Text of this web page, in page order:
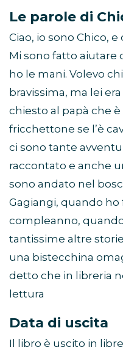
Le parole di
Ciao, io sono Chico,
Mi sono fatto aiutare
ho le mani. Volevo
bravissima, ma lei
chiesto al papà che
fricchettone se l’è
ci sono tante
raccontato e anche
sono andato nel
Gagiangi, quando
compleanno,
tantissime altre
una bistecchina
detto che in libreria
lettura
Data di uscita
Il libro è uscito in